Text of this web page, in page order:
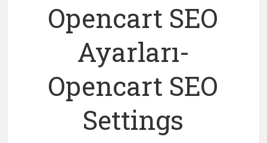
Opencart SEO
Ayarları-
Opencart SEO
Settings